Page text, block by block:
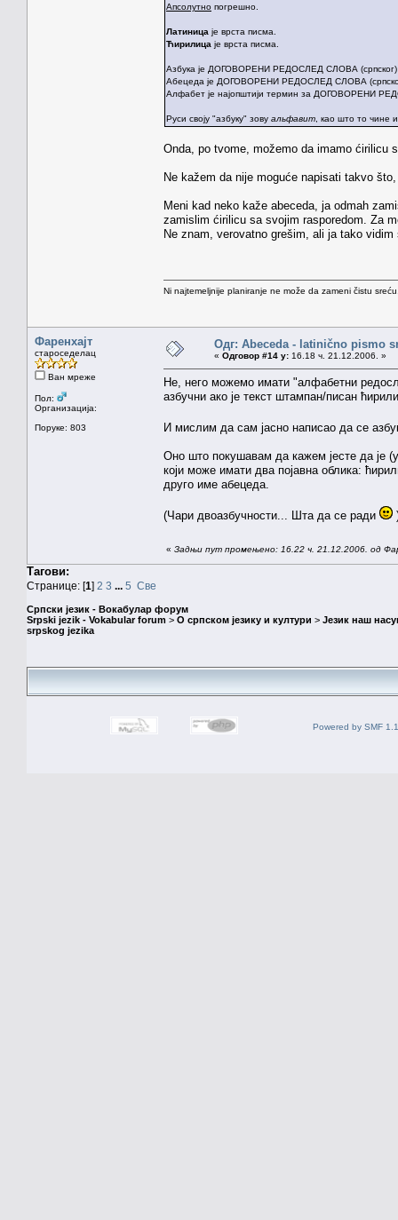
Апсолутно погрешно.
Латиница је врста писма.
Ћирилица је врста писма.
Азбука је ДОГОВОРЕНИ РЕДОСЛЕД СЛОВА (српског)
Абецеда је ДОГОВОРЕНИ РЕДОСЛЕД СЛОВА (српског,
Алфабет је најопштији термин за ДОГОВОРЕНИ
Руси своју "азбуку" зову альфавит , као што то
Onda, po tvome, možemo da imamo ćirilicu
Ne kažem da nije moguće napisati takvo
Meni kad neko kaže abeceda, ja odmah
zamislim ćirilicu sa svojim rasporedom. Za
Ne znam, verovatno grešim, ali ja tako vidim
Ni najtemeljnije planiranje ne može da zameni čistu
Фаренхајт
староседелац
Ван мреже
Пол:
Организација:
Поруке: 803
Одг: Abeceda - latinično pismo
« Одговор #14 у: 16.18 ч. 21.12.2006. »
Не, него можемо имати "алфабетни
азбучни ако је текст штампан/писан
И мислим да сам јасно написао да се
Оно што покушавам да кажем јесте да је
који може имати два појавна облика:
друго име абецеда.
(Чари двоазбучности... Шта да се ради
« Задњи пут промењено: 16.22 ч. 21.12.2006. од
Тагови:
Странице: [1] 2 3 ... 5 Све
Српски језик - Вокабулар форум
Srpski jezik - Vokabular forum > О српском језику и култури > Језик наш
srpskog jezika
Powered by SMF